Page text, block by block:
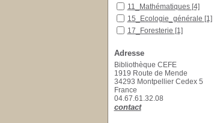
11_Mathématiques
11_Mathématiques [4]
15_Ecologie_générale
15_Ecologie_générale [1]
17_Foresterie
17_Foresterie [1]
Adresse
Bibliothèque CEFE
1919 Route de Mende
34293 Montpellier Cedex 5
France
04.67.61.32.08
contact